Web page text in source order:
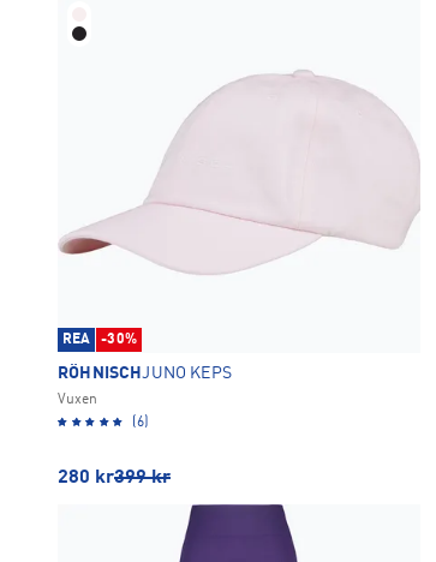
REA -30%
RÖHNISCHJUNO KEPS
Vuxen
(6)
280 kr399 kr